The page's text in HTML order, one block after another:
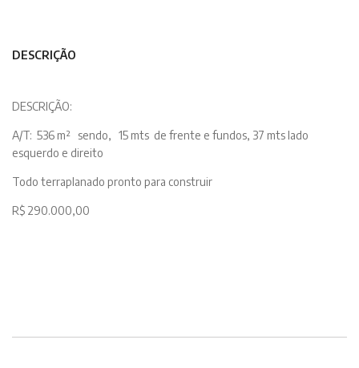
DESCRIÇÃO
DESCRIÇÃO:
A/T: 536 m² sendo, 15 mts de frente e fundos, 37 mts lado
esquerdo e direito
Todo terraplanado pronto para construir
R$ 290.000,00